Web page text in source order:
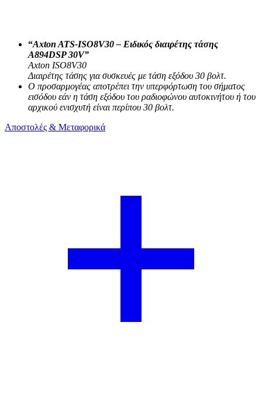
“Axton ATS-ISO8V30 – Ειδικός διαιρέτης τάσης
A894DSP 30V”
Axton ISO8V30
Διαιρέτης τάσης για συσκευές με τάση εξόδου 30 βολτ.
Ο προσαρμογέας αποτρέπει την υπερφόρτωση του σήματος
εισόδου εάν η τάση εξόδου του ραδιοφώνου αυτοκινήτου ή του
αρχικού ενισχυτή είναι περίπου 30 βολτ.
Αποστολές & Μεταφορικά